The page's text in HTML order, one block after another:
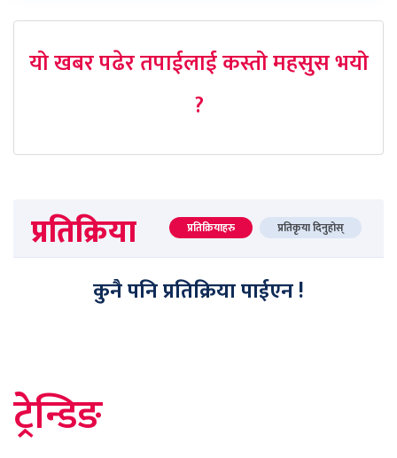
यो खबर पढेर तपाईलाई कस्तो महसुस भयो
?
प्रतिक्रिया प्रतिक्रियाहरु प्रतिकृया दिनुहोस्
कुनै पनि प्रतिक्रिया पाईएन !
ट्रेन्डिङ